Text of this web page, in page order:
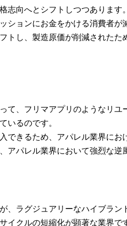
志向へとシフトしつつありま
ションにお金をかける消費者が
トし、製造原価が削減された
て、フリマアプリのようなリ
いるのです。
できるため、アパレル業界に
パレル業界において強烈な逆
、ラグジュアリーなハイブラ
イクルの短縮化が顕著な業界